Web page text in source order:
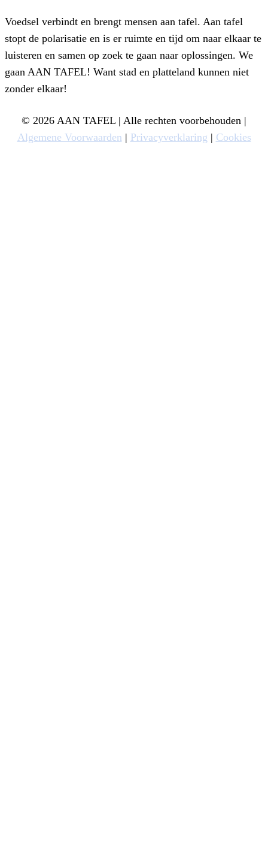
Voedsel verbindt en brengt mensen aan tafel. Aan tafel
stopt de polarisatie en is er ruimte en tijd om naar elkaar te
luisteren en samen op zoek te gaan naar oplossingen. We
gaan AAN TAFEL! Want stad en platteland kunnen niet
zonder elkaar!
© 2026 AAN TAFEL | Alle rechten voorbehouden |
Algemene Voorwaarden | Privacyverklaring | Cookies